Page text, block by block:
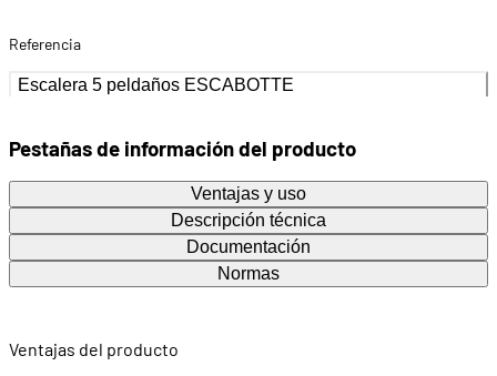
Referencia
Escalera 5 peldaños ESCABOTTE
Pestañas de información del producto
Ventajas y uso
Descripción técnica
Documentación
Normas
Ventajas del producto